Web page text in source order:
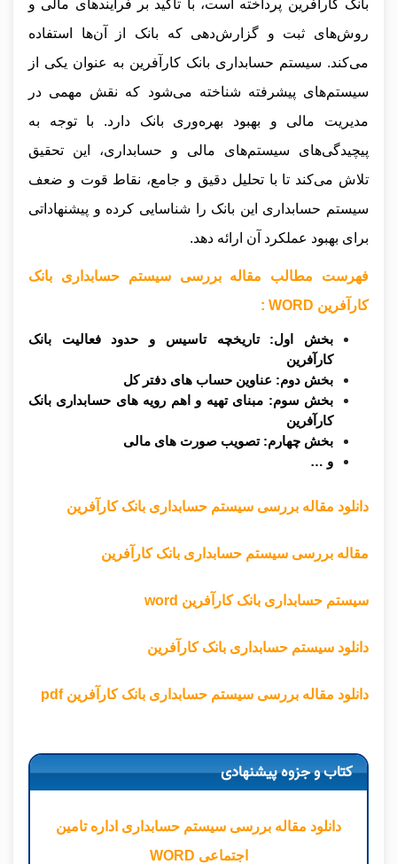
بانک کارآفرین پرداخته است، با تأکید بر فرآیندهای مالی و
روش‌های ثبت و گزارش‌دهی که بانک از آن‌ها استفاده
می‌کند. سیستم حسابداری بانک کارآفرین به عنوان یکی از
سیستم‌های پیشرفته شناخته می‌شود که نقش مهمی در
مدیریت مالی و بهبود بهره‌وری بانک دارد. با توجه به
پیچیدگی‌های سیستم‌های مالی و حسابداری، این تحقیق
تلاش می‌کند تا با تحلیل دقیق و جامع، نقاط قوت و ضعف
سیستم حسابداری این بانک را شناسایی کرده و پیشنهاداتی
برای بهبود عملکرد آن ارائه دهد.
فهرست مطالب مقاله بررسی سیستم حسابداری بانک
کارآفرین WORD :
بخش اول: تاریخچه تاسیس و حدود فعالیت بانک
کارآفرین
بخش دوم: عناوین حساب های دفتر کل
بخش سوم: مبنای تهیه و اهم رویه های حسابداری بانک
کارآفرین
بخش چهارم: تصویب صورت های مالی
و …
دانلود مقاله بررسی سیستم حسابداری بانک کارآفرین
مقاله بررسی سیستم حسابداری بانک کارآفرین
سیستم حسابداری بانک کارآفرین word
دانلود سیستم حسابداری بانک کارآفرین
دانلود مقاله بررسی سیستم حسابداری بانک کارآفرین pdf
کتاب و جزوه پیشنهادی
دانلود مقاله بررسی سیستم حسابداری اداره تامین
اجتماعی WORD